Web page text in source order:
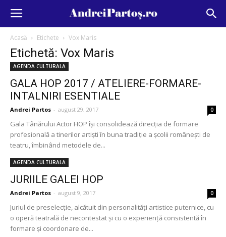
Acasă Etichete Vox Maris
Etichetă: Vox Maris
AGENDA CULTURALA
GALA HOP 2017 / ATELIERE-FORMARE-
INTALNIRI ESENTIALE
Andrei Partos - august 29, 2017 0
Gala Tânărului Actor HOP îşi consolidează direcţia de formare
profesională a tinerilor artişti în buna tradiţie a şcolii româneşti de
teatru, îmbinând metodele de...
AGENDA CULTURALA
JURIILE GALEI HOP
Andrei Partos - august 9, 2017 0
Juriul de preselecţie, alcătuit din personalităţi artistice puternice, cu
o operă teatrală de necontestat şi cu o experienţă consistentă în
formare şi coordonare de...